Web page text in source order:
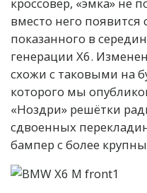
вместо него появится
показанного в
генерации Х6.
схожи с таковыми на
которого мы
«Ноздри» решётки
сдвоенных
бампер с более